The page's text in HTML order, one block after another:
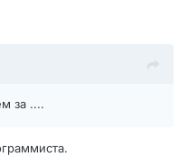
за ....